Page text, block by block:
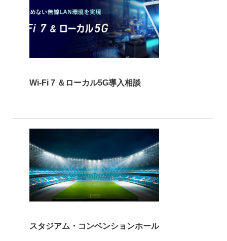
Wi-Fi 7 ＆ローカル5G導⼊相談
スタジアム・コンベンションホール